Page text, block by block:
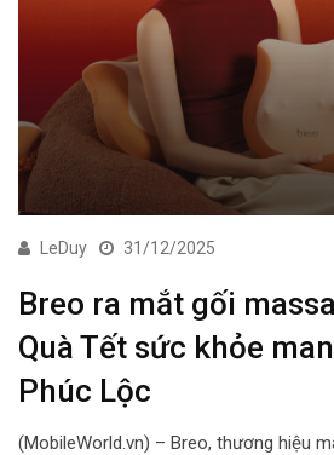
LeDuy 31/12/2025
Breo ra mắt gối
Quà Tết sức khỏe
Phúc Lộc
(MobileWorld.vn) – Breo, thương hiệu